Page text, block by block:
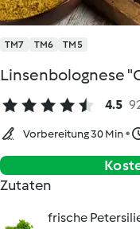
TM7 TM6 TM5
Linsenbolognese
4.5
Vorbereitung 30 Min
Zutaten
frische